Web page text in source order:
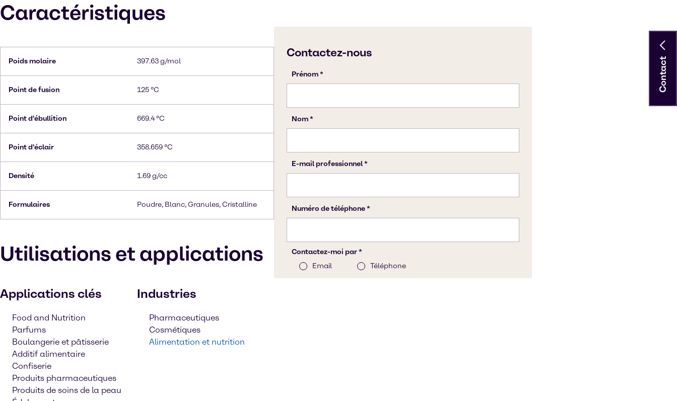
Caractéristiques
Poids molaire 397.63 g/mol
Point de fusion 125 °C
Point d'ébullition 669.4 °C
Point d'éclair 358.659 °C
Densité 1.69 g/cc
Formulaires Poudre, Blanc, Granules, Cristalline
Utilisations et applications
Applications clés
Food and Nutrition
Parfums
Boulangerie et pâtisserie
Additif alimentaire
Confiserie
Produits pharmaceutiques
Produits de soins de la peau
Industries
Pharmaceutiques
Cosmétiques
Alimentation et nutrition
Contact